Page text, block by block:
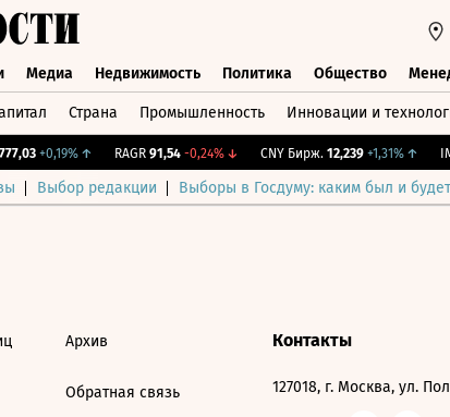
Медиа Недвижимость Политика Общество
Страна Промышленность Инновации и
+0,19%↑ RAGR 91,54 -0,24%↓ CNY Бирж. 12,239 +1,31%↑
Выбор редакции Выборы в Госдуму: каким был и
Архив
Обратная связь
Контакты
127018, г. Москва, ул.